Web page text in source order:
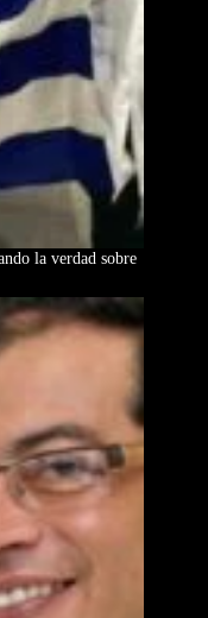
la verdad sobre